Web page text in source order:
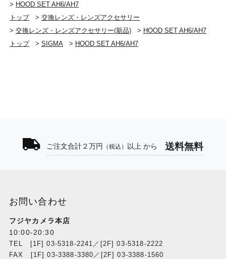
> HOOD SET AH6/AH7
トップ
>交換レンズ・レンズアクセサリー
>交換レンズ・レンズアクセサリー(新品) > HOOD SET AH6/AH7
トップ
>SIGMA > HOOD SET AH6/AH7
ご注文合計２万円 （税込） 以上 から 送料無料
お問い合わせ
フジヤカメラ本店
10:00-20:30
TEL [1F] 03-5318-2241／[2F] 03-5318-2222
FAX [1F] 03-3388-3380／[2F] 03-3388-1560